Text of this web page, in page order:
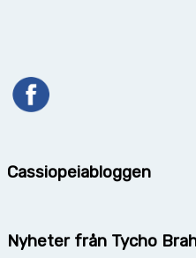
Cassiopeiabloggen
Nyheter från Tycho